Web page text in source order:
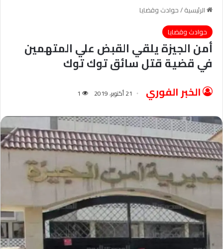
الرئيسية/حوادث وقضايا
حوادث وقضايا
أمن الجيزة يلقي القبض علي المتهمين
في قضية قتل سائق توك توك
الخبر الفوري 21 أكتوبر، 2019 1